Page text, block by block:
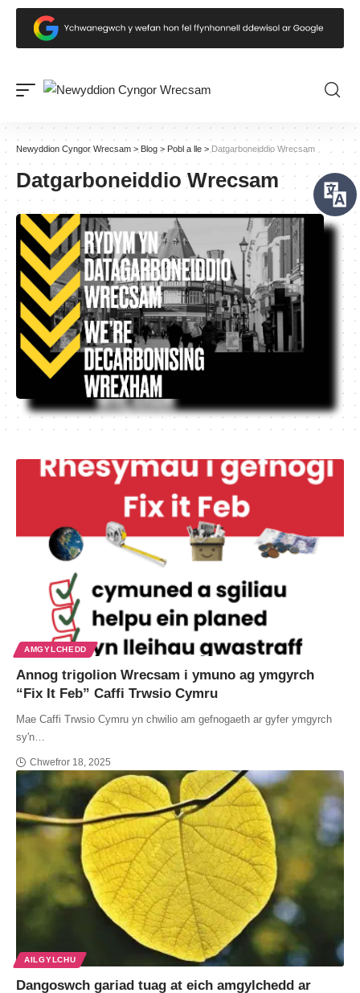
Newyddion Cyngor Wrecsam > Blog > Pobl a lle > Datgarboneiddio Wrecsam
Datgarboneiddio Wrecsam
AMGYLCHEDD
Annog trigolion Wrecsam i ymuno ag ymgyrch
“Fix It Feb” Caffi Trwsio Cymru
Mae Caffi Trwsio Cymru yn chwilio am gefnogaeth ar gyfer ymgyrch
sy'n…
Chwefror 18, 2025
AILGYLCHU
Dangoswch gariad tuag at eich amgylchedd ar